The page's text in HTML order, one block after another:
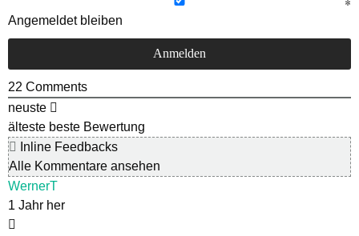
Angemeldet bleiben
22 Comments
neuste
älteste beste Bewertung
Inline Feedbacks
Alle Kommentare ansehen
WernerT
1 Jahr her